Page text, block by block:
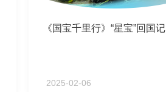
《国宝千里行》“星宝”回国记
2025-02-06